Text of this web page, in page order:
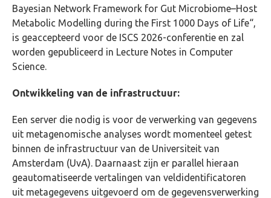
Bayesian Network Framework for Gut Microbiome–Host
Metabolic Modelling during the First 1000 Days of Life“,
is geaccepteerd voor de ISCS 2026-conferentie en zal
worden gepubliceerd in Lecture Notes in Computer
Science.
Ontwikkeling van de infrastructuur:
Een server die nodig is voor de verwerking van gegevens
uit metagenomische analyses wordt momenteel getest
binnen de infrastructuur van de Universiteit van
Amsterdam (UvA). Daarnaast zijn er parallel hieraan
geautomatiseerde vertalingen van veldidentificatoren
uit metagegevens uitgevoerd om de gegevensverwerking